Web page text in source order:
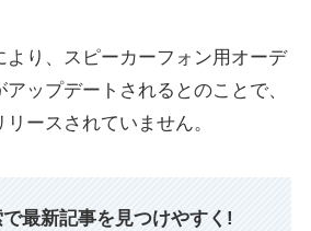
より、スピーカーフォン用オーデ
ップデートされるとのことで、
ースされていません。
最新記事を見つけやすく!